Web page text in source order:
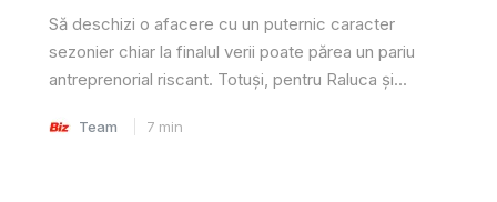
Să deschizi o afacere cu un puternic caracter
sezonier chiar la finalul verii poate părea un pariu
antreprenorial riscant. Totuși, pentru Raluca și...
Team 7 min